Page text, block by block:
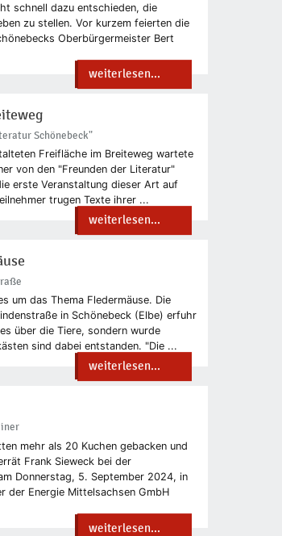
schnell dazu entschieden, die
zu stellen. Vor kurzem feierten die
Oberbürgermeister Bert
weiterlesen...
Schönebeck"
Freifläche im Breiteweg wartete
von den "Freunden der Literatur"
erste Veranstaltung dieser Art auf
trugen Texte ihrer ...
weiterlesen...
um das Thema Fledermäuse. Die
in Schönebeck (Elbe) erfuhr
über die Tiere, sondern wurde
sind dabei entstanden. "Die ...
weiterlesen...
mehr als 20 Kuchen gebacken und
Frank Sieweck bei der
Donnerstag, 5. September 2024, in
der Energie Mittelsachsen GmbH
weiterlesen...